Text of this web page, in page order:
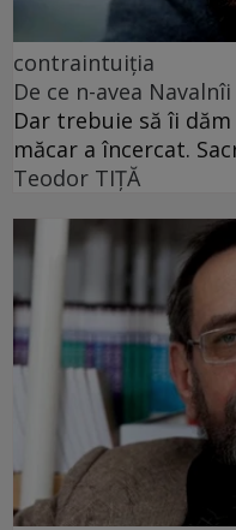
contraintuiția
De ce n-avea Navalnîi
Dar trebuie să îi
măcar a încercat.
Teodor TIŢĂ